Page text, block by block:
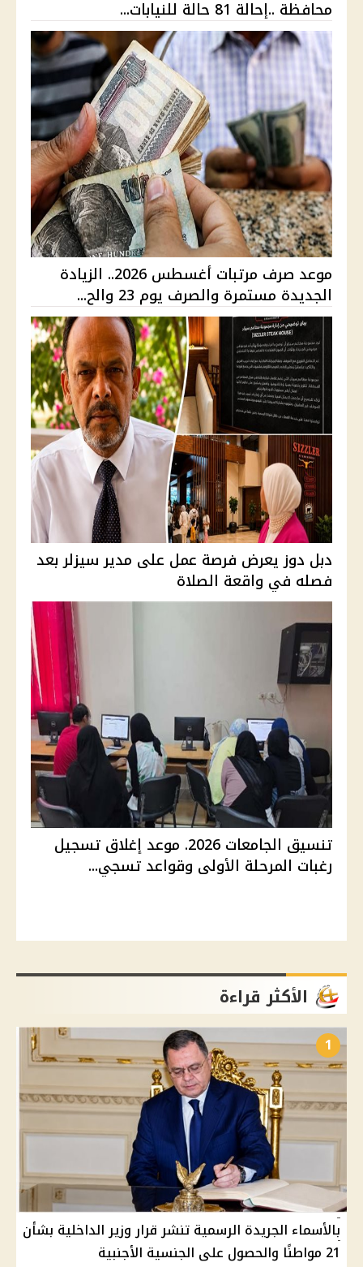
محافظة ..إحالة 81 حالة للنيابات...
موعد صرف مرتبات أغسطس 2026.. الزيادة
الجديدة مستمرة والصرف يوم 23 والح...
دبل دوز يعرض فرصة عمل على مدير سيزلر بعد
فصله في واقعة الصلاة
تنسيق الجامعات 2026. موعد إغلاق تسجيل
رغبات المرحلة الأولى وقواعد تسجي...
الأكثر قراءة
1
بالأسماء الجريدة الرسمية تنشر قرار وزير الداخلية بشأن
21 مواطنًا والحصول على الجنسية الأجنبية